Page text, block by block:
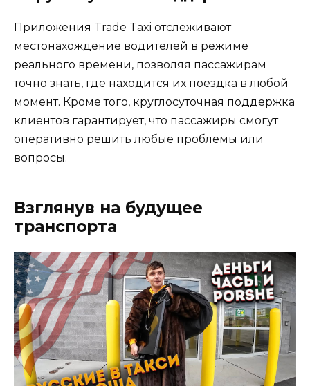
Приложения Trade Taxi отслеживают
местонахождение водителей в режиме
реального времени, позволяя пассажирам
точно знать, где находится их поездка в любой
момент. Кроме того, круглосуточная поддержка
клиентов гарантирует, что пассажиры смогут
оперативно решить любые проблемы или
вопросы.
Взглянув на будущее
транспорта